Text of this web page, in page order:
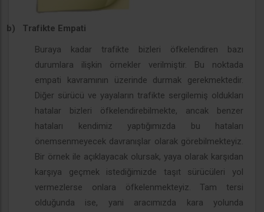
b)
Trafikte Empati
Buraya kadar trafikte bizleri öfkelendiren bazı
durumlara ilişkin örnekler verilmiştir. Bu noktada
empati kavramının üzerinde durmak gerekmektedir.
Diğer sürücü ve yayaların trafikte sergilemiş oldukları
hatalar bizleri öfkelendirebilmekte, ancak benzer
hataları kendimiz yaptığımızda bu hataları
önemsenmeyecek davranışlar olarak görebilmekteyiz.
Bir örnek ile açıklayacak olursak, yaya olarak karşıdan
karşıya geçmek istediğimizde taşıt sürücüleri yol
vermezlerse onlara öfkelenmekteyiz. Tam tersi
olduğunda ise, yani aracımızda kara yolunda